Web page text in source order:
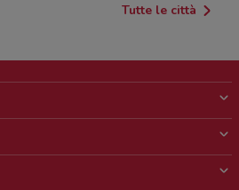
Tutte le città